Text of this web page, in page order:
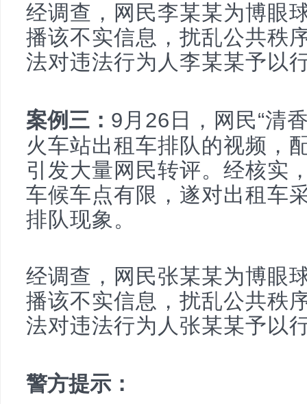
经调查，网民李某某为博眼
播该不实信息，扰乱公共秩
法对违法行为人李某某予以
案例三： 9月26日，网民“清
火车站出租车排队的视频，
引发大量网民转评。经核实
车候车点有限，遂对出租车
排队现象。
经调查，网民张某某为博眼
播该不实信息，扰乱公共秩
法对违法行为人张某某予以
警方提示：